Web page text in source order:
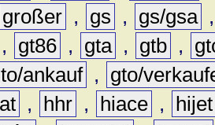
großer , gs , gs/gsa
, gt86 , gta , gtb ,
ankauf ,
gto/
, hhr , hiace ,
hijet